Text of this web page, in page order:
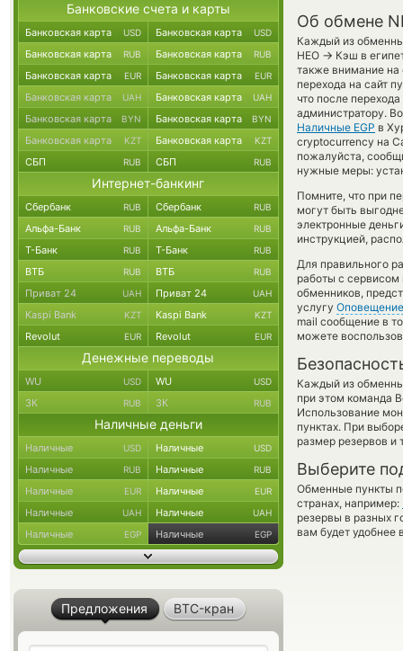
Об обмене
Каждый из
НЕО → Кэш в
также внимание на
перехода на сайт
что после
администратору.
Наличные EGP в
cryptocurrency на
пожалуйста,
нужные меры:
Помните, что при
могут быть
электронные
инструкцией,
Для правильного
работы с
обменников,
услугу Оповещение
mail сообщение в
можете
Каждый из
при этом команда
Использование
пунктах. При
размер резервов и
Выберите
Обменные пункты
странах, например:
резервы в разных
вам будет удобнее
Банковские счета и карты
Банковская карта USD Банковская карта USD
Банковская карта RUB Банковская карта RUB
Банковская карта EUR Банковская карта EUR
Банковская карта UAH Банковская карта UAH
Банковская карта BYN Банковская карта BYN
Банковская карта KZT Банковская карта KZT
СБП RUB СБП RUB
Интернет-банкинг
Сбербанк RUB Сбербанк RUB
Альфа-Банк RUB Альфа-Банк RUB
Т-Банк RUB Т-Банк RUB
ВТБ RUB ВТБ RUB
Приват 24 UAH Приват 24 UAH
Kaspi Bank KZT Kaspi Bank KZT
Revolut EUR Revolut EUR
Денежные переводы
WU USD WU USD
ЗК RUB ЗК RUB
Наличные деньги
Наличные USD Наличные USD
Наличные RUB Наличные RUB
Наличные EUR Наличные EUR
Наличные UAH Наличные UAH
Наличные EGP Наличные EGP
Предложения BTC-кран